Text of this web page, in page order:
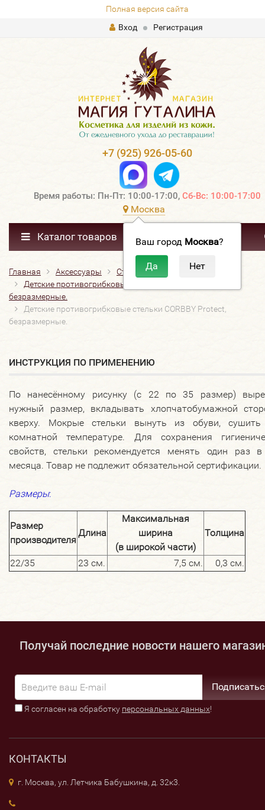
Полная версия сайта
Вход
Регистрация
+7 (925) 926-05-60
Время работы: Пн-Пт: 10:00-17:00, Сб-Вс: 10:00-17:00
Москва
Ваш город Москва?
Каталог товаров
Главная Аксессуары Стельки
Детские
Детские противогрибковые стельки CORBBY Protect,
безразмерные.
Детские противогрибковые стельки CORBBY Protect,
безразмерные.
ИНСТРУКЦИЯ ПО ПРИМЕНЕНИЮ
По нанесённому рисунку (с 22 по 35 размер)
нужный размер, вкладывать хлопчатобумажной
кверху. Мокрые стельки вынуть из обуви,
комнатной температуре. Для сохранения
свойств, стельки рекомендуется менять один раз
месяца. Товар не подлежит обязательной сертификации.
Размеры:
Размер
производителя
Длина
Максимальная
ширина
(в широкой части)
Толщина
22/35 23 см. 7,5 см. 0,3 см.
Получай последние новости нашего
Я согласен на обработку персональных данных!
КОНТАКТЫ
г. Москва, ул. Летчика Бабушкина, д. 32к3.